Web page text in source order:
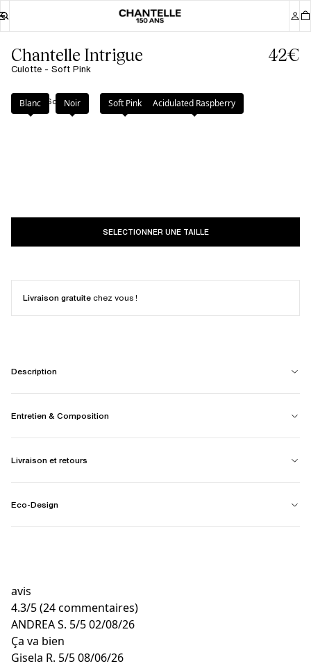
Chantelle Intrigue
Culotte - Soft Pink
42€
Couleur Soft Pink
Blanc Noir Soft Pink Acidulated Raspberry
SELECTIONNER UNE TAILLE
Livraison gratuite chez vous !
Description
Entretien & Composition
Livraison et retours
Eco-Design
avis
4.3/5(24 commentaires)
ANDREA S. 5/502/08/26
Ça va bien
Gisela R. 5/508/06/26